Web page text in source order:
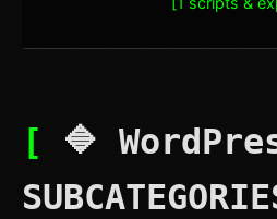
[
🔷